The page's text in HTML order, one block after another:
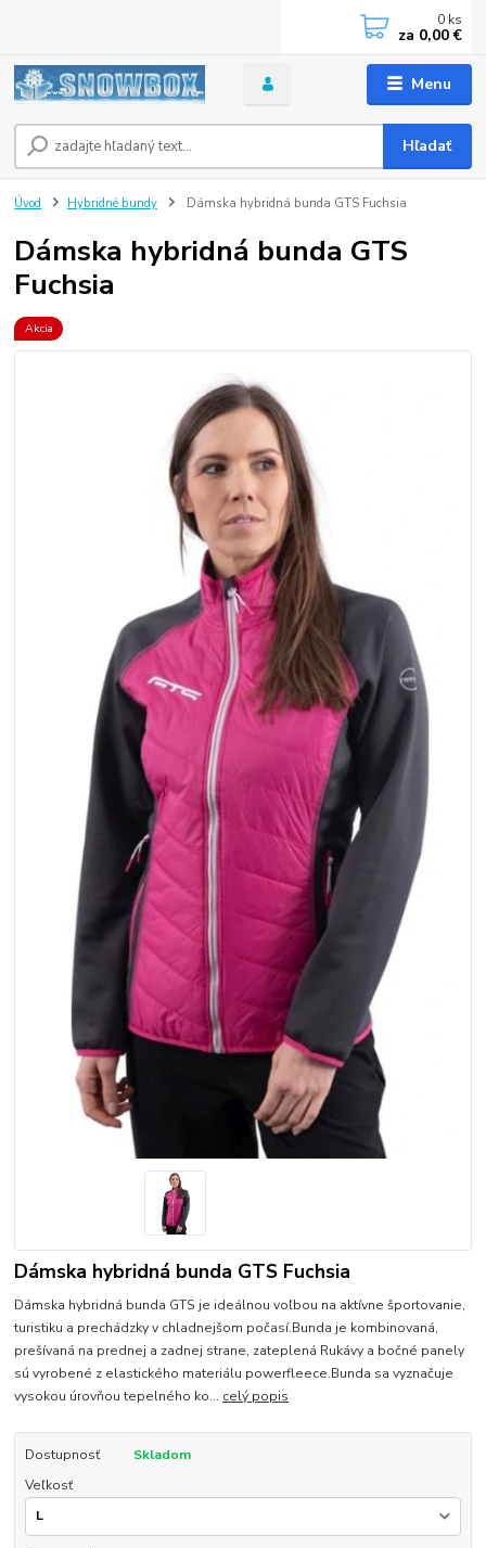
Menu
Hľadať
0 ks
za 0,00 €
Úvod Hybridné bundy Dámska hybridná bunda GTS Fuchsia
Dámska hybridná bunda GTS
Fuchsia
Akcia
Dámska hybridná bunda GTS Fuchsia
Dámska hybridná bunda GTS je ideálnou voľbou na aktívne športovanie,
turistiku a prechádzky v chladnejšom počasí.Bunda je kombinovaná,
prešívaná na prednej a zadnej strane, zateplená Rukávy a bočné panely
sú vyrobené z elastického materiálu powerfleece.Bunda sa vyznačuje
vysokou úrovňou tepelného ko... celý popis
Dostupnosť
Skladom
Veľkosť